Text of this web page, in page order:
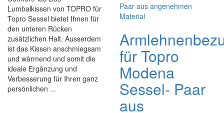
Lumbalkissen von TOPRO für
Topro Sessel bietet Ihnen für
den unteren Rücken
zusätzlichen Halt. Ausserdem
ist das Kissen anschmiegsam
und wärmend und somit die
ideale Ergänzung und
Verbesserung für Ihren ganz
persönlichen ...
für Topro
Modena
Sessel- Paar
aus